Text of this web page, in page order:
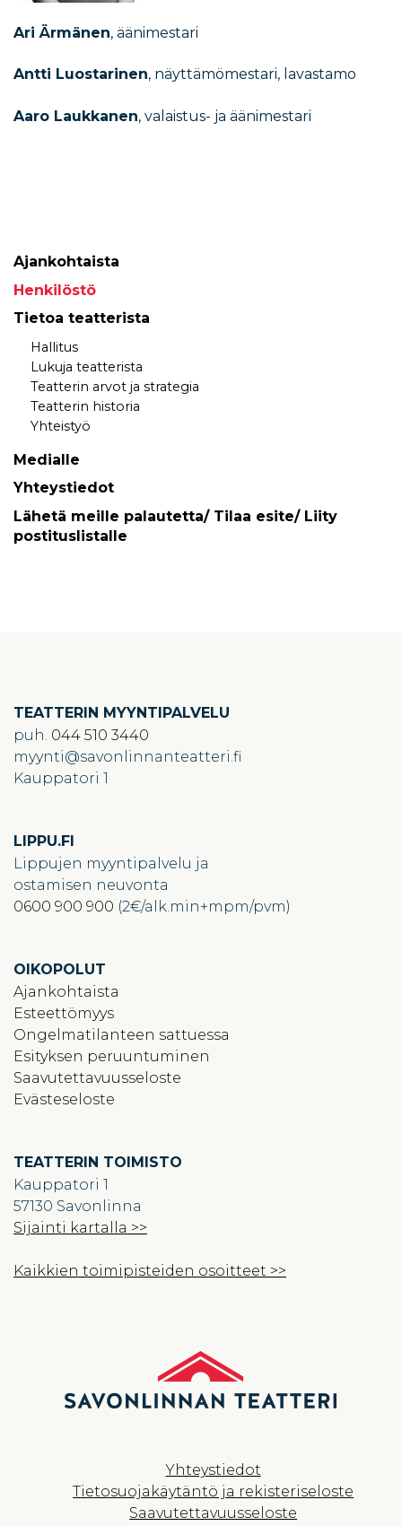
Ajankohtaista
Henkilöstö
Tietoa teatterista
Hallitus
Lukuja teatterista
Teatterin arvot ja strategia
Teatterin historia
Yhteistyö
Medialle
Yhteystiedot
Lähetä meille palautetta/ Tilaa esite/ Liity
postituslistalle
Ari Ärmänen, äänimestari
Antti Luostarinen, näyttämömestari, lavastamo
Aaro Laukkanen, valaistus- ja äänimestari
TEATTERIN MYYNTIPALVELU
puh. 044 510 3440
myynti
savonlinnanteatteri.fi
Kauppatori 1
LIPPU.FI
Lippujen myyntipalvelu ja
ostamisen neuvonta
0600 900 900 (2€/alk.min+mpm/pvm)
OIKOPOLUT
Ajankohtaista
Esteettömyys
Ongelmatilanteen sattuessa
Esityksen peruuntuminen
Saavutettavuusseloste
Evästeseloste
TEATTERIN TOIMISTO
Kauppatori 1
57130 Savonlinna
Sijainti kartalla >>
Kaikkien toimipisteiden osoitteet >>
Yhteystiedot
Tietosuojakäytäntö ja rekisteriseloste
Saavutettavuusseloste